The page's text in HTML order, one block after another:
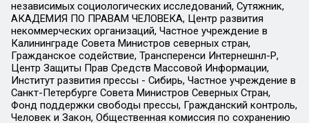
независимых социологических исследований, Сутяжник,
АКАДЕМИЯ ПО ПРАВАМ ЧЕЛОВЕКА, Центр развития
некоммерческих организаций, Частное учреждение в
Калининграде Совета Министров северных стран,
Гражданское содействие, Трансперенси Интернешнл-Р,
Центр Защиты Прав Средств Массовой Информации,
Институт развития прессы - Сибирь, Частное учреждение в
Санкт-Петербурге Совета Министров Северных Стран,
Фонд поддержки свободы прессы, Гражданский контроль,
Человек и Закон, Общественная комиссия по сохранению